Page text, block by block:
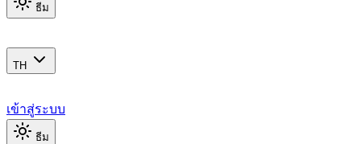
ธีม
TH
เข้าสู่ระบบ
ธีม